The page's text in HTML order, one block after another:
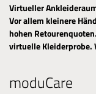
Virtueller
Vor allem kleinere
hohen
virtuelle Kleiderprobe.
moduCare